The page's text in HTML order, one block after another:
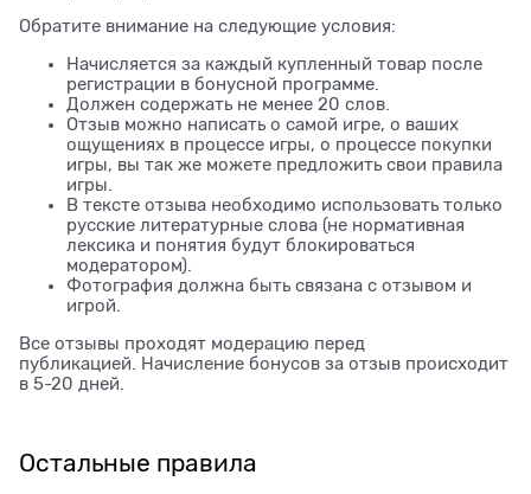
Обратите внимание на следующие условия:
Начисляется за каждый купленный товар после
регистрации в бонусной программе.
Должен содержать не менее 20 слов.
Отзыв можно написать о самой игре, о ваших
ощущениях в процессе игры, о процессе покупки
игры, вы так же можете предложить свои правила
игры.
В тексте отзыва необходимо использовать только
русские литературные слова (не нормативная
лексика и понятия будут блокироваться
модератором).
Фотография должна быть связана с отзывом и
игрой.
Все отзывы проходят модерацию перед
публикацией. Начисление бонусов за отзыв происходит
в 5-20 дней.
Остальные правила